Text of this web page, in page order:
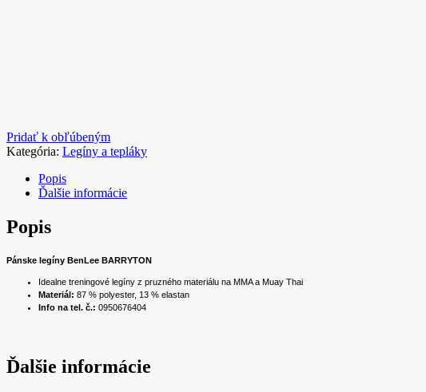
Pridať k obľúbeným
Kategória: Legíny a tepláky
Popis
Ďalšie informácie
Popis
Pánske legíny BenLee BARRYTON
Idealne treningové legíny z pruzného materiálu na MMA a Muay Thai
Materiál: 87 % polyester, 13 % elastan
Info na tel. č.: 0950676404
Ďalšie informácie